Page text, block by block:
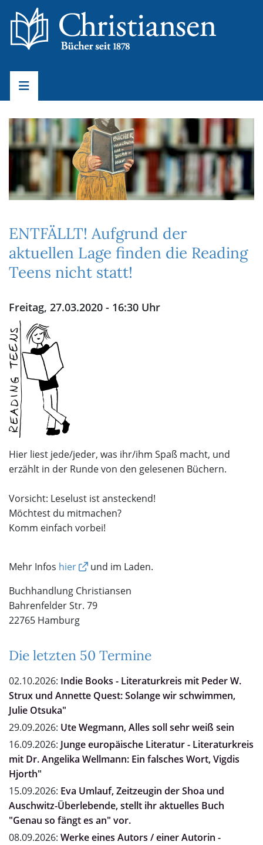
ENTFÄLLT! Aufgrund der
aktuellen Lage finden die Reading
Teens nicht statt!
Freitag, 27.03.2020 - 16:30 Uhr
Hier liest jede/jeder, was ihr/ihm Spaß macht, und
erzählt in der Runde von den gelesenen Büchern.
Vorsicht: Leselust ist ansteckend!
Möchtest du mitmachen?
Komm einfach vorbei!
Mehr Infos hier
und im Laden.
Buchhandlung Christiansen
Bahrenfelder Str. 79
22765 Hamburg
Die letzten 50 Termine
02.10.2026: Indie Books - Literaturkreis mit Peder W.
Strux und Annette Quest: Solange wir schwimmen,
Julie Otsuka"
29.09.2026: Ute Wegmann, Alles soll sehr weiß sein
16.09.2026: Junge europäische Literatur - Literaturkreis
mit Dr. Angelika Wellmann: Ein falsches Wort, Vigdis
Hjorth"
15.09.2026: Eva Umlauf, Zeitzeugin der Shoa und
Auschwitz-Überlebende, stellt ihr aktuelles Buch
"Genau so fängt es an" vor.
08.09.2026: Werke eines Autors / einer Autorin -